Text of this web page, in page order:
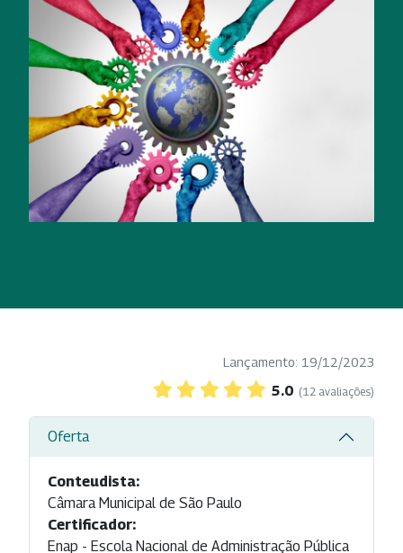
Lançamento: 19/12/2023
5.0 (12 avaliações)
Oferta
Conteudista:
Câmara Municipal de São Paulo
Certificador:
Enap - Escola Nacional de Administração Pública